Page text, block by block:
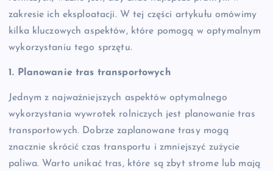
zakresie ich eksploatacji. W tej części artykułu omówimy
kilka kluczowych aspektów, które pomogą w optymalnym
wykorzystaniu tego sprzętu.
1. Planowanie tras transportowych
Jednym z najważniejszych aspektów optymalnego
wykorzystania wywrotek rolniczych jest planowanie tras
transportowych. Dobrze zaplanowane trasy mogą
znacznie skrócić czas transportu i zmniejszyć zużycie
paliwa. Warto unikać tras, które są zbyt strome lub mają